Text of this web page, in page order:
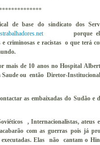
de base do sindicato
porque ele
e criminosas e racistas o que terá
mais de 10 anos no Hospital
ou então Diretor-
as embaixadas do Sudão
, Internacionalistas, ateus
com as guerras pois já
executadas. Elas não cantam o